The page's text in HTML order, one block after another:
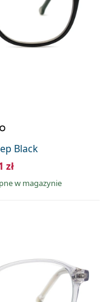
Black
zł
w magazynie